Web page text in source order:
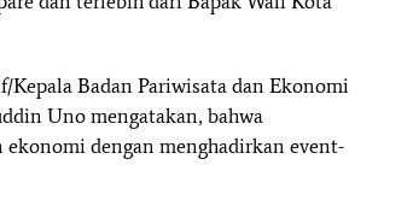
Badan Pariwisata dan Ekonomi
Uno mengatakan, bahwa
dengan menghadirkan event-